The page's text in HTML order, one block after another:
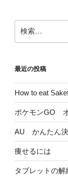
ン
索:
最近の投稿
How to eat
ポケモンGO
AU かんたん
痩せるには
タブレットの解